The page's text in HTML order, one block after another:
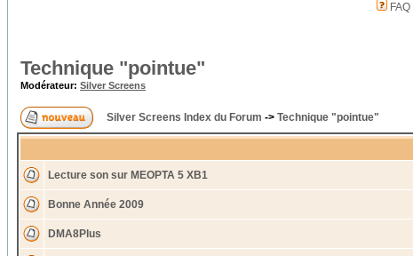
FAQ
Technique "pointue"
Modérateur: Silver Screens
Silver Screens Index du Forum -> Technique "pointue"
Lecture son sur MEOPTA 5 XB1
Bonne Année 2009
DMA8Plus